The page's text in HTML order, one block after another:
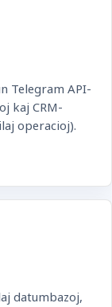
Telegram API-
kaj CRM-
operacioj).
datumbazoj,